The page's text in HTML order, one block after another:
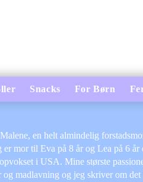
Snacks For Børn
en helt almindelig
er mor til Eva på 8 år og Lea på 6 år
i USA. Mine største
og madlavning og jeg skriver om det